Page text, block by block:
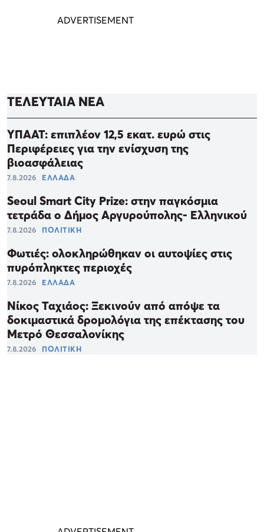
ΤΕΛΕΥΤΑΙΑ ΝΕΑ
ΥΠΑΑΤ: επιπλέον 12,5 εκατ. ευρώ στις
Περιφέρειες για την ενίσχυση της
βιοασφάλειας
7.8.2026 ΕΛΛΑΔΑ
Seoul Smart City Prize: στην παγκόσμια
τετράδα ο Δήμος Αργυρούπολης- Ελληνικού
7.8.2026 ΠΟΛΙΤΙΚΗ
Φωτιές: ολοκληρώθηκαν οι αυτοψίες στις
πυρόπληκτες περιοχές
7.8.2026 ΕΛΛΑΔΑ
Νίκος Ταχιάος: Ξεκινούν από απόψε τα
δοκιμαστικά δρομολόγια της επέκτασης του
Μετρό Θεσσαλονίκης
7.8.2026 ΠΟΛΙΤΙΚΗ